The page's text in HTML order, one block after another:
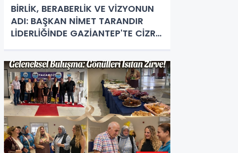
BİRLİK, BERABERLİK VE VİZYONUN
ADI: BAŞKAN NİMET TARANDIR
LİDERLİĞİNDE GAZİANTEP'TE CİZRE